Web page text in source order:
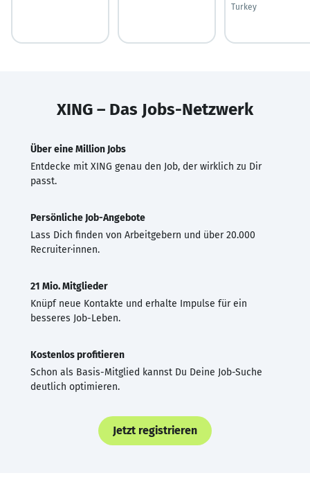
Turkey
XING – Das Jobs-Netzwerk
Über eine Million Jobs
Entdecke mit XING genau den Job, der wirklich zu Dir
passt.
Persönliche Job-Angebote
Lass Dich finden von Arbeitgebern und über 20.000
Recruiter·innen.
21 Mio. Mitglieder
Knüpf neue Kontakte und erhalte Impulse für ein
besseres Job-Leben.
Kostenlos profitieren
Schon als Basis-Mitglied kannst Du Deine Job-Suche
deutlich optimieren.
Jetzt registrieren